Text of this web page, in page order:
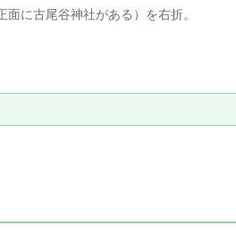
に古尾谷神社がある）を右折。